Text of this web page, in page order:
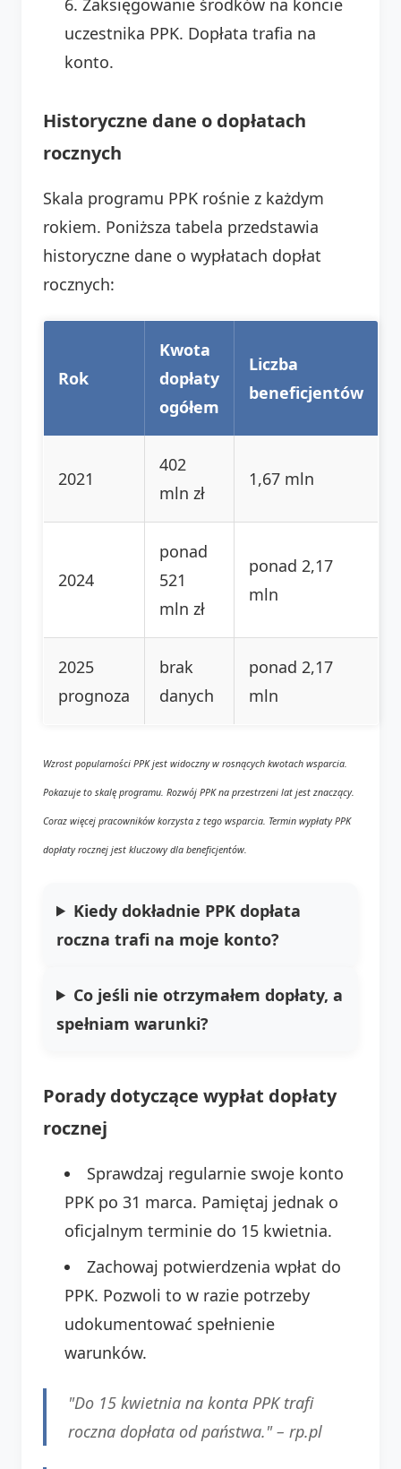
uczestnika PPK. Dopłata trafia na
konto.
Historyczne dane o dopłatach
rocznych
Skala programu PPK rośnie z każdym
rokiem. Poniższa tabela przedstawia
historyczne dane o wypłatach dopłat
rocznych:
Rok
Kwota
dopłaty
ogółem
Liczba
beneficjentów
2021
402
mln zł
1,67 mln
2024
ponad
521
mln zł
ponad 2,17
mln
2025
prognoza
brak
danych
ponad 2,17
mln
Wzrost popularności PPK jest widoczny w rosnących kwotach wsparcia.
Pokazuje to skalę programu. Rozwój PPK na przestrzeni lat jest znaczący.
Coraz więcej pracowników korzysta z tego wsparcia. Termin wypłaty PPK
dopłaty rocznej jest kluczowy dla beneficjentów.
Kiedy dokładnie PPK dopłata
roczna trafi na moje konto?
Co jeśli nie otrzymałem dopłaty, a
spełniam warunki?
Porady dotyczące wypłat dopłaty
rocznej
Sprawdzaj regularnie swoje konto
PPK po 31 marca. Pamiętaj jednak o
oficjalnym terminie do 15 kwietnia.
Zachowaj potwierdzenia wpłat do
PPK. Pozwoli to w razie potrzeby
udokumentować spełnienie
warunków.
"Do 15 kwietnia na konta PPK trafi
roczna dopłata od państwa." – rp.pl